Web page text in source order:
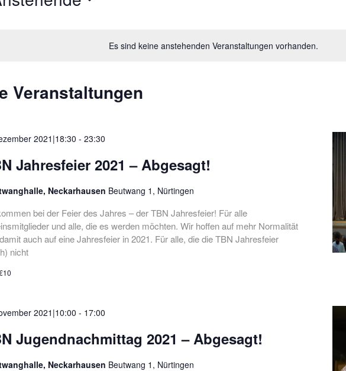
Es sind keine anstehenden Veranstaltungen vorhanden.
Veranstaltungen
2021|18:30 -23:30
Jahresfeier 2021 – Abgesagt!
Neckarhausen Beutwang 1, Nürtingen
bei der Feier des Jahres – der TBN Jahresfeier! Für alle
und alle, die es werden möchten. Wir hoffen auf mehr Normalität
auch auf eine Jahresfeier in 2021. Für alle, die die TBN Jahresfeier
nicht
2021|10:00 - 17:00
Jugendnachmittag 2021 – Abgesagt!
Neckarhausen Beutwang 1, Nürtingen